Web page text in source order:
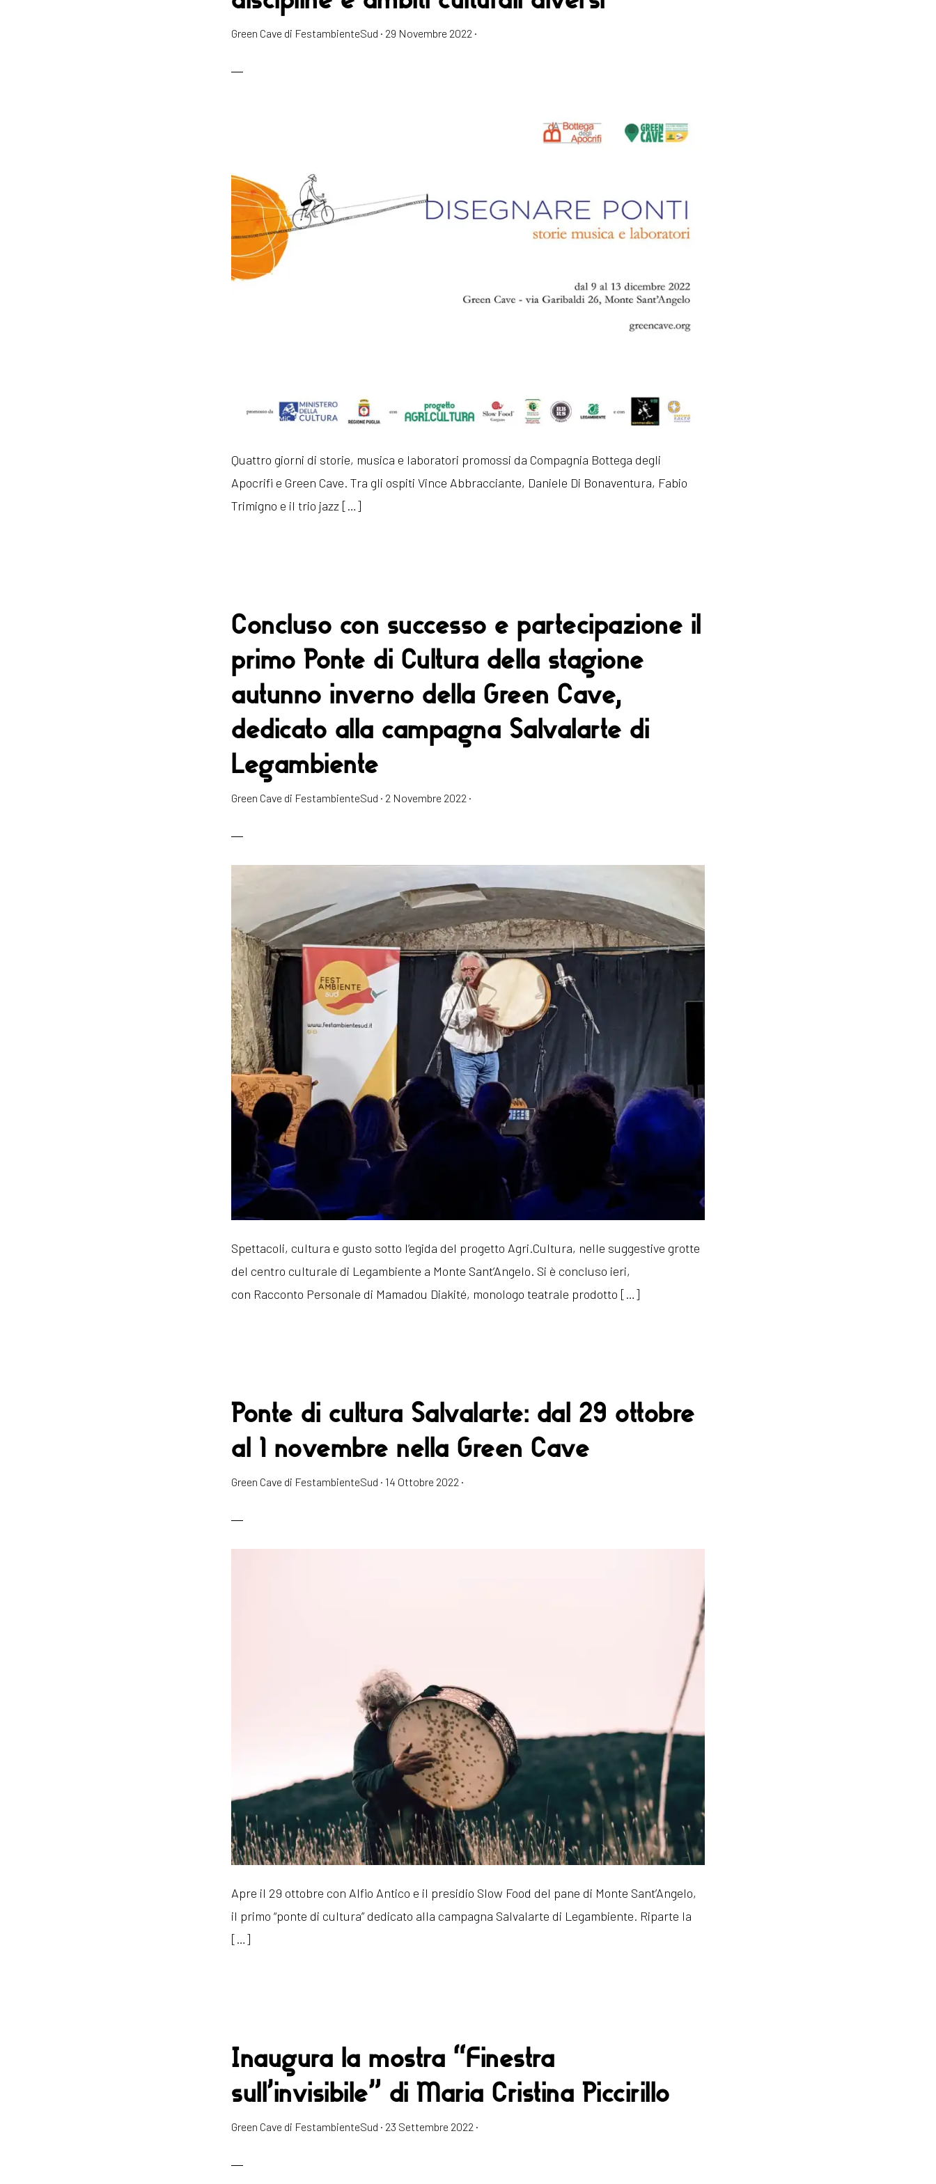
Green Cave di FestambienteSud · 29 Novembre 2022 ·
Quattro giorni di storie, musica e laboratori promossi da Compagnia Bottega degli
Apocrifi e Green Cave. Tra gli ospiti Vince Abbracciante, Daniele Di Bonaventura, Fabio
Trimigno e il trio jazz […]
Concluso con successo e partecipazione il
primo Ponte di Cultura della stagione
autunno inverno della Green Cave,
dedicato alla campagna Salvalarte di
Legambiente
Green Cave di FestambienteSud · 2 Novembre 2022 ·
Spettacoli, cultura e gusto sotto l’egida del progetto Agri.Cultura, nelle suggestive grotte
del centro culturale di Legambiente a Monte Sant’Angelo. Si è concluso ieri,
con Racconto Personale di Mamadou Diakité, monologo teatrale prodotto […]
Ponte di cultura Salvalarte: dal 29 ottobre
al 1 novembre nella Green Cave
Green Cave di FestambienteSud · 14 Ottobre 2022 ·
Apre il 29 ottobre con Alfio Antico e il presidio Slow Food del pane di Monte Sant’Angelo,
il primo “ponte di cultura” dedicato alla campagna Salvalarte di Legambiente. Riparte la
[…]
Inaugura la mostra “Finestra
sull’invisibile” di Maria Cristina Piccirillo
Green Cave di FestambienteSud · 23 Settembre 2022 ·